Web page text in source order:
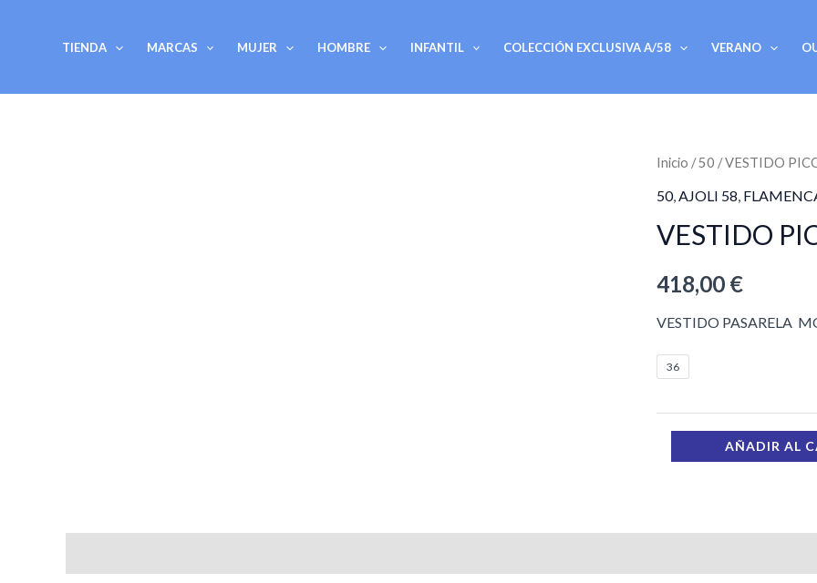
TIENDA MARCAS MUJER HOMBRE INFANTIL COLECCIÓN EXCLUSIVA A/58 VERANO
Inicio /50 / VESTIDO
50, AJOLI 58
VESTIDO
418,00 €
VESTIDO PASARELA
36
VESTIDO
PICONERA
AÑADIR AL